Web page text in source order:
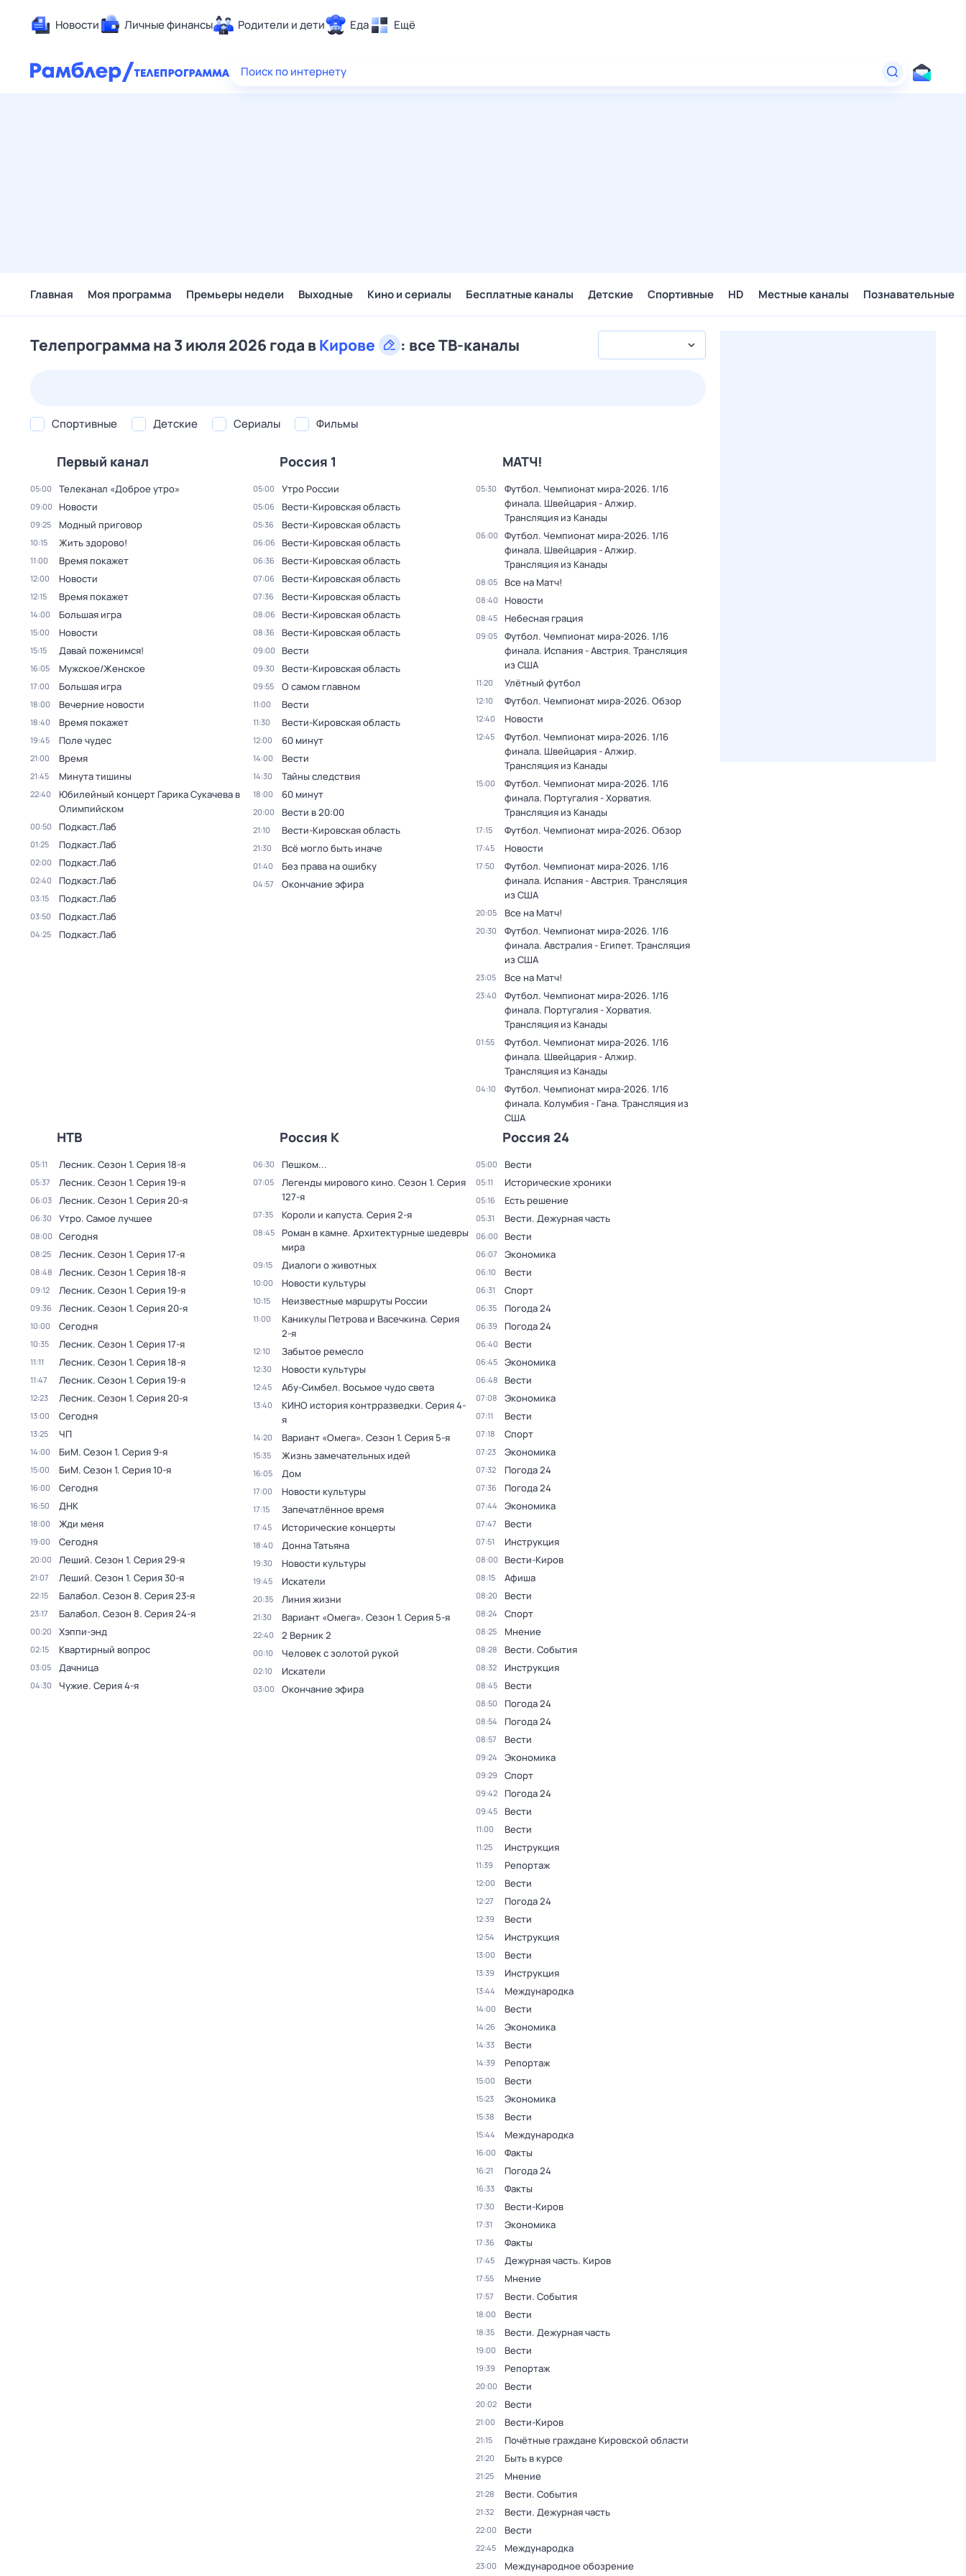
Новости Личные финансы Родители и дети Еда Ещё
Здоровье
Поиск по интернету
Главная Моя программа Премьеры недели Выходные Кино и сериалы Бесплатные каналы Детские Спортивные HD Местные каналы Познавательные
Телепрограмма на 3 июля 2026 года вКирове : все ТВ-каналы
Спортивные Детские Сериалы Фильмы
Первый канал
05:00 Телеканал «Доброе утро»
09:00 Новости
09:25 Модный приговор
10:15 Жить здорово!
11:00 Время покажет
12:00 Новости
12:15 Время покажет
14:00 Большая игра
15:00 Новости
15:15 Давай поженимся!
16:05 Мужское/Женское
17:00 Большая игра
18:00 Вечерние новости
18:40 Время покажет
19:45 Поле чудес
21:00 Время
21:45 Минута тишины
22:40
Юбилейный концерт Гарика Сукачева в
Олимпийском
00:50 Подкаст.Лаб
01:25 Подкаст.Лаб
02:00 Подкаст.Лаб
02:40 Подкаст.Лаб
03:15 Подкаст.Лаб
03:50 Подкаст.Лаб
04:25 Подкаст.Лаб
Россия 1
05:00 Утро России
05:06 Вести-Кировская область
05:36 Вести-Кировская область
06:06 Вести-Кировская область
06:36 Вести-Кировская область
07:06 Вести-Кировская область
07:36 Вести-Кировская область
08:06 Вести-Кировская область
08:36 Вести-Кировская область
09:00 Вести
09:30 Вести-Кировская область
09:55 О самом главном
11:00 Вести
11:30 Вести-Кировская область
12:00 60 минут
14:00 Вести
14:30 Тайны следствия
18:00 60 минут
20:00 Вести в 20:00
21:10 Вести-Кировская область
21:30 Всё могло быть иначе
01:40 Без права на ошибку
04:57 Окончание эфира
МАТЧ!
05:30
Футбол. Чемпионат мира-2026. 1/16
финала. Швейцария - Алжир.
Трансляция из Канады
06:00
Футбол. Чемпионат мира-2026. 1/16
финала. Швейцария - Алжир.
Трансляция из Канады
08:05 Все на Матч!
08:40 Новости
08:45 Небесная грация
09:05
Футбол. Чемпионат мира-2026. 1/16
финала. Испания - Австрия. Трансляция
из США
11:20 Улётный футбол
12:10 Футбол. Чемпионат мира-2026. Обзор
12:40 Новости
12:45
Футбол. Чемпионат мира-2026. 1/16
финала. Швейцария - Алжир.
Трансляция из Канады
15:00
Футбол. Чемпионат мира-2026. 1/16
финала. Португалия - Хорватия.
Трансляция из Канады
17:15 Футбол. Чемпионат мира-2026. Обзор
17:45 Новости
17:50
Футбол. Чемпионат мира-2026. 1/16
финала. Испания - Австрия. Трансляция
из США
20:05 Все на Матч!
20:30
Футбол. Чемпионат мира-2026. 1/16
финала. Австралия - Египет. Трансляция
из США
23:05 Все на Матч!
23:40
Футбол. Чемпионат мира-2026. 1/16
финала. Португалия - Хорватия.
Трансляция из Канады
01:55
Футбол. Чемпионат мира-2026. 1/16
финала. Швейцария - Алжир.
Трансляция из Канады
04:10
Футбол. Чемпионат мира-2026. 1/16
финала. Колумбия - Гана. Трансляция из
США
НТВ
05:11 Лесник. Сезон 1. Серия 18-я
05:37 Лесник. Сезон 1. Серия 19-я
06:03 Лесник. Сезон 1. Серия 20-я
06:30 Утро. Самое лучшее
08:00 Сегодня
08:25 Лесник. Сезон 1. Серия 17-я
08:48 Лесник. Сезон 1. Серия 18-я
09:12 Лесник. Сезон 1. Серия 19-я
09:36 Лесник. Сезон 1. Серия 20-я
10:00 Сегодня
10:35 Лесник. Сезон 1. Серия 17-я
11:11 Лесник. Сезон 1. Серия 18-я
11:47 Лесник. Сезон 1. Серия 19-я
12:23 Лесник. Сезон 1. Серия 20-я
13:00 Сегодня
13:25 ЧП
14:00 БиМ. Сезон 1. Серия 9-я
15:00 БиМ. Сезон 1. Серия 10-я
16:00 Сегодня
16:50 ДНК
18:00 Жди меня
19:00 Сегодня
20:00 Леший. Сезон 1. Серия 29-я
21:07 Леший. Сезон 1. Серия 30-я
22:15 Балабол. Сезон 8. Серия 23-я
23:17 Балабол. Сезон 8. Серия 24-я
00:20 Хэппи-энд
02:15 Квартирный вопрос
03:05 Дачница
04:30 Чужие. Серия 4-я
Россия К
06:30 Пешком...
07:05 Легенды мирового кино. Сезон 1. Серия
127-я
07:35 Короли и капуста. Серия 2-я
08:45
Роман в камне. Архитектурные шедевры
мира
09:15 Диалоги о животных
10:00 Новости культуры
10:15 Неизвестные маршруты России
11:00 Каникулы Петрова и Васечкина. Серия
2-я
12:10 Забытое ремесло
12:30 Новости культуры
12:45 Абу-Симбел. Восьмое чудо света
13:40 КИНО история контрразведки. Серия 4-
я
14:20 Вариант «Омега». Сезон 1. Серия 5-я
15:35 Жизнь замечательных идей
16:05 Дом
17:00 Новости культуры
17:15 Запечатлённое время
17:45 Исторические концерты
18:40 Донна Татьяна
19:30 Новости культуры
19:45 Искатели
20:35 Линия жизни
21:30 Вариант «Омега». Сезон 1. Серия 5-я
22:40 2 Верник 2
00:10 Человек с золотой рукой
02:10 Искатели
03:00 Окончание эфира
Россия 24
05:00 Вести
05:11 Исторические хроники
05:16 Есть решение
05:31 Вести. Дежурная часть
06:00 Вести
06:07 Экономика
06:10 Вести
06:31 Спорт
06:35 Погода 24
06:39 Погода 24
06:40 Вести
06:45 Экономика
06:48 Вести
07:08 Экономика
07:11 Вести
07:18 Спорт
07:23 Экономика
07:32 Погода 24
07:36 Погода 24
07:44 Экономика
07:47 Вести
07:51 Инструкция
08:00 Вести-Киров
08:15 Афиша
08:20 Вести
08:24 Спорт
08:25 Мнение
08:28 Вести. События
08:32 Инструкция
08:45 Вести
08:50 Погода 24
08:54 Погода 24
08:57 Вести
09:24 Экономика
09:29 Спорт
09:42 Погода 24
09:45 Вести
11:00 Вести
11:25 Инструкция
11:39 Репортаж
12:00 Вести
12:27 Погода 24
12:39 Вести
12:54 Инструкция
13:00 Вести
13:39 Инструкция
13:44 Международка
14:00 Вести
14:26 Экономика
14:33 Вести
14:39 Репортаж
15:00 Вести
15:23 Экономика
15:38 Вести
15:44 Международка
16:00 Факты
16:21 Погода 24
16:33 Факты
17:30 Вести-Киров
17:31 Экономика
17:36 Факты
17:45 Дежурная часть. Киров
17:55 Мнение
17:57 Вести. События
18:00 Вести
18:35 Вести. Дежурная часть
19:00 Вести
19:39 Репортаж
20:00 Вести
20:02 Вести
21:00 Вести-Киров
21:15 Почётные граждане Кировской области
21:20 Быть в курсе
21:25 Мнение
21:28 Вести. События
21:32 Вести. Дежурная часть
22:00 Вести
22:45 Международка
23:00 Международное обозрение